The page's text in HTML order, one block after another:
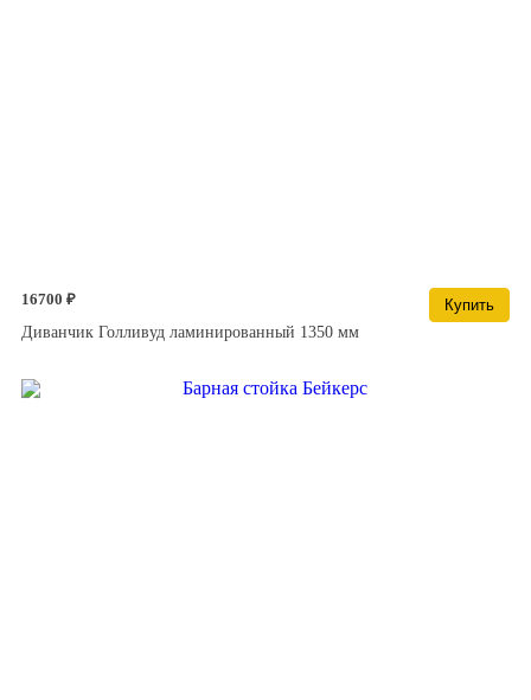
16700 ₽
Купить
Диванчик Голливуд ламинированный 1350 мм